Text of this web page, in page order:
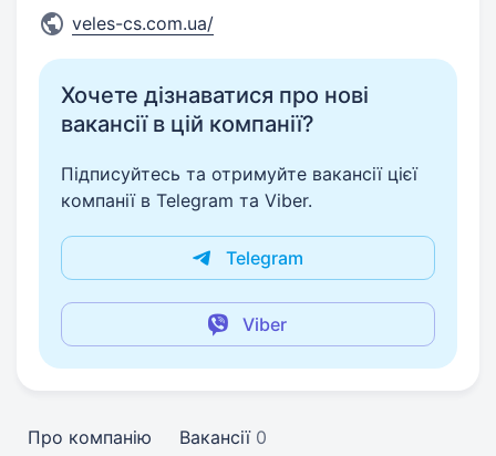
veles-cs.com.ua/
Хочете дізнаватися про нові
вакансії в цій компанії?
Підписуйтесь та отримуйте вакансії цієї
компанії в Telegram та Viber.
Telegram
Viber
Про компанію Вакансії 0